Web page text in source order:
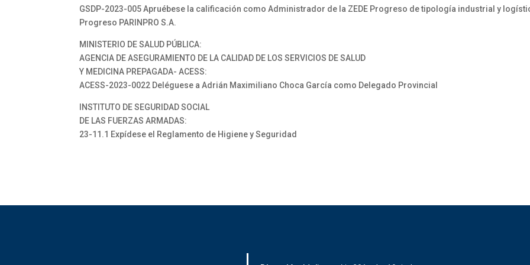
GSDP-2023-005 Apruébese la calificación como Administrador de la ZEDE Progreso de tipología industrial y
Progreso PARINPRO S.A.
MINISTERIO DE SALUD PÚBLICA:
AGENCIA DE ASEGURAMIENTO DE LA CALIDAD DE LOS SERVICIOS DE SALUD
Y MEDICINA PREPAGADA- ACESS:
ACESS-2023-0022 Deléguese a Adrián Maximiliano Choca García como Delegado Provincial
INSTITUTO DE SEGURIDAD SOCIAL
DE LAS FUERZAS ARMADAS:
23-11.1 Expídese el Reglamento de Higiene y Seguridad